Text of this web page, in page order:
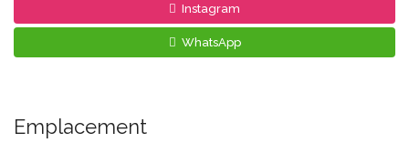
Instagram
WhatsApp
Emplacement